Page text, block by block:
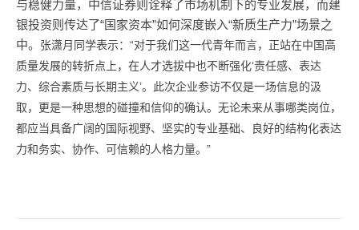
与稳健力量，中信证券则诠释了市场机制下的专业发展，而建
银投资则传达了“国家资本”如何深度嵌入“新质生产力”场景之
中。 张潇月同学表示：“对于我们这一代青年而言，正站在中国高
质量发展的转折点上，在人才选拔中也不断强化‘责任感、表达
力、综合素质与长期主义’。此次企业参访不仅是一场信息的汲
取，更是一种思想的碰撞和信仰的确认。无论未来从事哪类岗位，
都应当具备广阔的国际视野、坚实的专业基础、良好的结构化表达
力和务实、协作、可信赖的人格力量。”